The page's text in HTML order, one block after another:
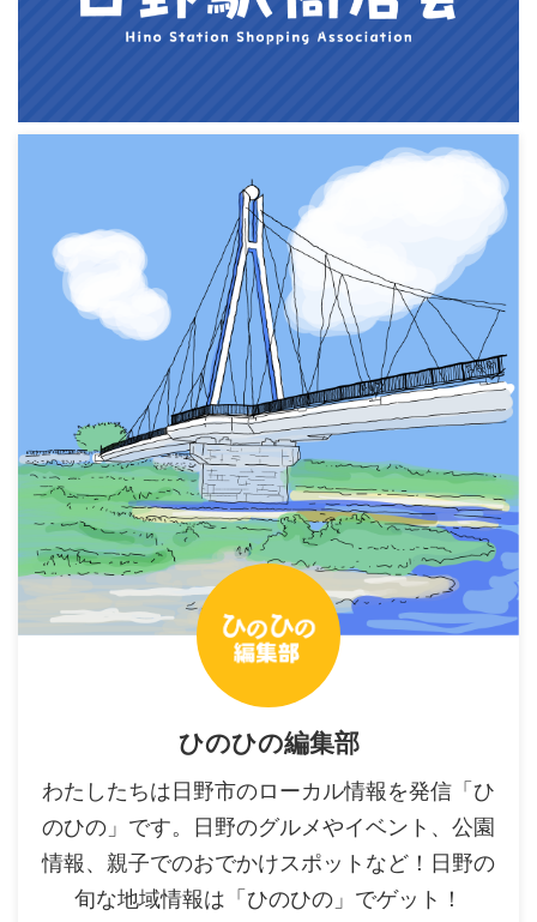
ひのひの編集部
わたしたちは日野市のローカル情報を発信「ひ
のひの」です。日野のグルメやイベント、公園
情報、親子でのおでかけスポットなど！日野の
旬な地域情報は「ひのひの」でゲット！